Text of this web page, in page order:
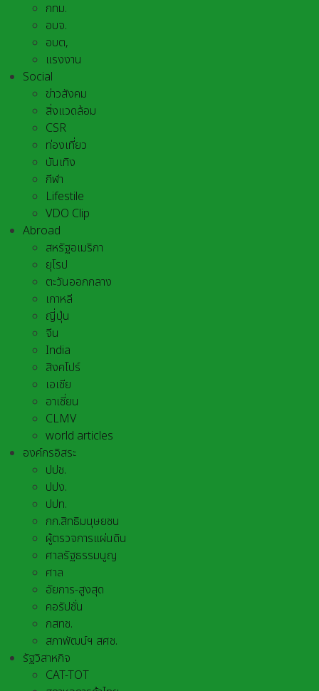
กทม.
อบจ.
อบต,
แรงงาน
Social
ข่าวสังคม
สิ่งแวดล้อม
CSR
ท่องเที่ยว
บันเทิง
กีฬา
Lifestile
VDO Clip
Abroad
สหรัฐอเมริกา
ยุโรป
ตะวันออกกลาง
เกาหลี
ญี่ปุ่น
จีน
India
สิงคโปร์
เอเชีย
อาเชี่ยน
CLMV
world articles
องค์กรอิสระ
ปปช.
ปปง.
ปปท.
กก.สิทธิมนุษยชน
ผู้ตรวจการแผ่นดิน
ศาลรัฐธรรมนูญ
ศาล
อัยการ-สูงสุด
คอรัปชั่น
กสทช.
สภาพัฒน์ฯ สศช.
รัฐวิสาหกิจ
CAT-TOT